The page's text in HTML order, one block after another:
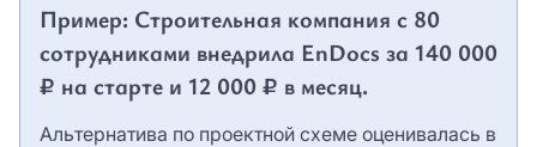
Пример: Cтроительная компания с 80
сотрудниками внедрила EnDocs за 140 000
₽ на старте и 12 000 ₽ в месяц.
Альтернатива по проектной схеме оценивалась в